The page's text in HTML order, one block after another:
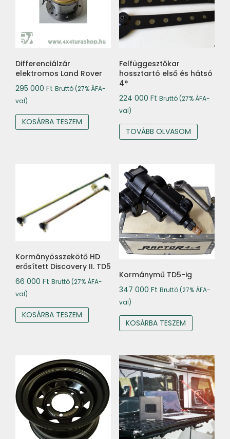
Differenciálzár
elektromos Land Rover
295 000 Ft Bruttó (27% ÁFA-
val)
KOSÁRBA TESZEM
Felfüggesztőkar
hossztartó első és hátsó
4°
224 000 Ft Bruttó (27% ÁFA-
val)
TOVÁBB OLVASOM
Kormányösszekötő HD
erősített Discovery II. TD5
66 000 Ft Bruttó (27% ÁFA-
val)
KOSÁRBA TESZEM
Kormánymű TD5-ig
347 000 Ft Bruttó (27% ÁFA-
val)
KOSÁRBA TESZEM